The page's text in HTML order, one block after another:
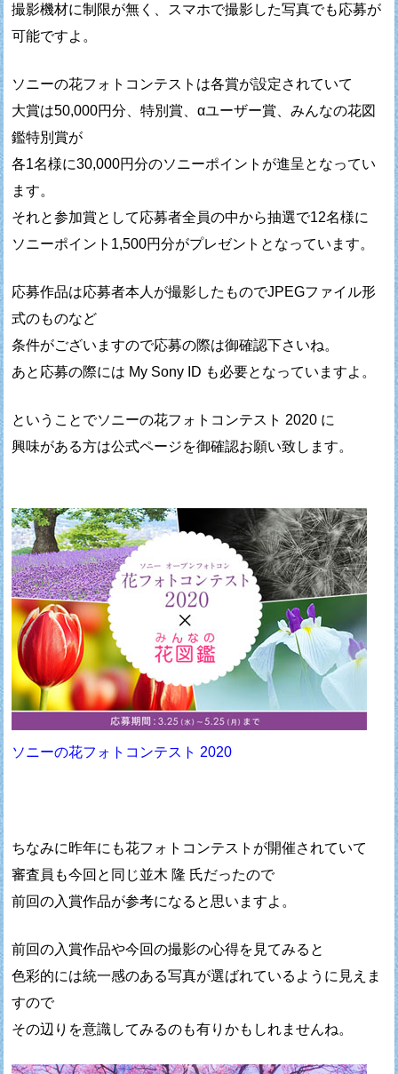
撮影機材に制限が無く、スマホで撮影した写真でも応募が
可能ですよ。
ソニーの花フォトコンテストは各賞が設定されていて
大賞は50,000円分、特別賞、αユーザー賞、みんなの花図
鑑特別賞が
各1名様に30,000円分のソニーポイントが進呈となってい
ます。
それと参加賞として応募者全員の中から抽選で12名様に
ソニーポイント1,500円分がプレゼントとなっています。
応募作品は応募者本人が撮影したものでJPEGファイル形
式のものなど
条件がございますので応募の際は御確認下さいね。
あと応募の際には My Sony ID も必要となっていますよ。
ということでソニーの花フォトコンテスト 2020 に
興味がある方は公式ページを御確認お願い致します。
ソニーの花フォトコンテスト 2020
ちなみに昨年にも花フォトコンテストが開催されていて
審査員も今回と同じ並木 隆 氏だったので
前回の入賞作品が参考になると思いますよ。
前回の入賞作品や今回の撮影の心得を見てみると
色彩的には統一感のある写真が選ばれているように見えま
すので
その辺りを意識してみるのも有りかもしれませんね。